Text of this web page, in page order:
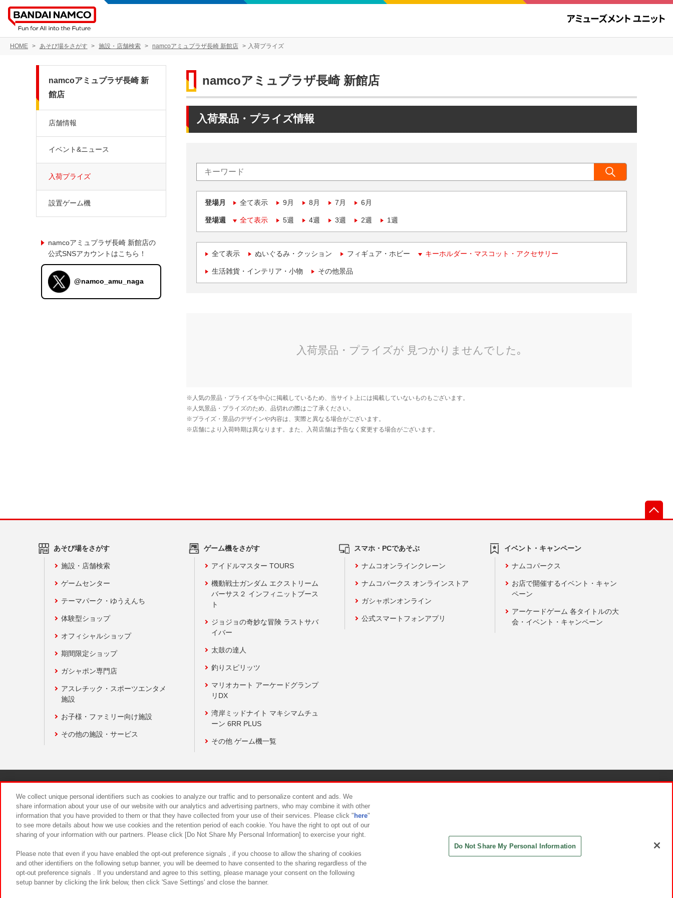
HOME あそび場をさがす 施設・店舗検索 namcoアミュプラザ長崎 新館店 入荷プライズ
namcoアミュプラザ長崎 新館店
入荷景品・プライズ情報
登場月 全て表示 9月 8月 7月 6月
登場週 全て表示 5週 4週 3週 2週 1週
全て表示 ぬいぐるみ・クッション フィギュア・ホビー キーホルダー・マスコット・アクセサリー
生活雑貨・インテリア・小物 その他景品
namcoアミュプラザ長崎 新
館店
店舗情報
イベント&ニュース
入荷プライズ
設置ゲーム機
namcoアミュプラザ長崎 新館店の
公式SNSアカウントはこちら！
@namco_amu_naga
あそび場をさがす
施設・店舗検索
ゲームセンター
テーマパーク・ゆうえんち
体験型ショップ
オフィシャルショップ
期間限定ショップ
ガシャポン専門店
アスレチック・スポーツエンタメ
施設
お子様・ファミリー向け施設
その他の施設・サービス
ゲーム機をさがす
アイドルマスター TOURS
機動戦士ガンダム エクストリーム
バーサス２ インフィニットブース
ト
ジョジョの奇妙な冒険 ラストサバ
イバー
太鼓の達人
釣りスピリッツ
マリオカート アーケードグランプ
リDX
湾岸ミッドナイト マキシマムチュ
ーン 6RR PLUS
その他 ゲーム機一覧
スマホ・PCであそぶ
ナムコオンラインクレーン
ナムコパークス オンラインストア
ガシャポンオンライン
公式スマートフォンアプリ
イベント・キャンペーン
ナムコパークス
お店で開催するイベント・キャン
ペーン
アーケードゲーム 各タイトルの大
会・イベント・キャンペーン
食品のご提供について カスタマーハラスメント対応方針
We collect unique personal identifiers such as cookies to analyze our traffic and to personalize content and ads. We
share information about your use of our website with our analytics and advertising partners, who may combine it with other
information that you have provided to them or that they have collected from your use of their services. Please click " here"
to see more details about how we use cookies and the retention period of each cookie. You have the right to opt out of our
sharing of your information with our partners. Please click [Do Not Share My Personal Information] to exercise your right.
Please note that even if you have enabled the opt-out preference signals , if you choose to allow the sharing of cookies
and other identifiers on the following setup banner, you will be deemed to have consented to the sharing regardless of the
opt-out preference signals . If you understand and agree to this setting, please manage your consent on the following
setup banner by clicking the link below, then click 'Save Settings' and close the banner.
Do Not Share My Personal Information